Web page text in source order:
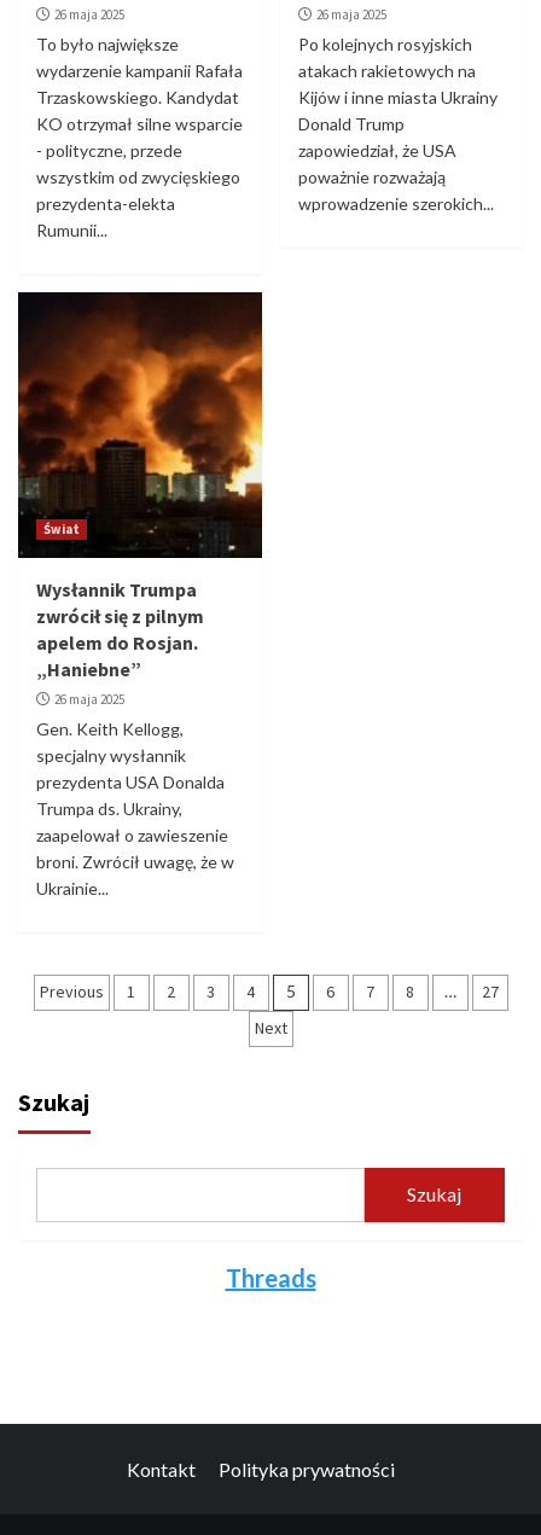
26 maja 2025
To było największe
wydarzenie kampanii Rafała
Trzaskowskiego. Kandydat
KO otrzymał silne wsparcie
- polityczne, przede
wszystkim od zwycięskiego
prezydenta-elekta
Rumunii...
26 maja 2025
Po kolejnych rosyjskich
atakach rakietowych na
Kijów i inne miasta Ukrainy
Donald Trump
zapowiedział, że USA
poważnie rozważają
wprowadzenie szerokich...
Świat
Wysłannik Trumpa
zwrócił się z pilnym
apelem do Rosjan.
„Haniebne”
26 maja 2025
Gen. Keith Kellogg,
specjalny wysłannik
prezydenta USA Donalda
Trumpa ds. Ukrainy,
zaapelował o zawieszenie
broni. Zwrócił uwagę, że w
Ukrainie...
Stronicowanie
Previous 1 2 3 4 5 6 7 8 …
27
Next
Szukaj
Szukaj
Threads
Kontakt Polityka prywatności